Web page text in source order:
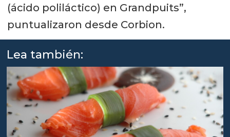
(ácido poliláctico) en Grandpuits”,
puntualizaron desde Corbion.
Lea también: